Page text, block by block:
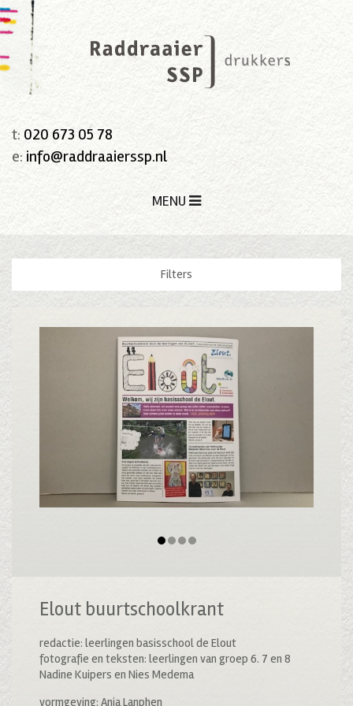
t: 020 673 05 78
e: info@raddraaierssp.nl
MENU
Filters
Elout buurtschoolkrant
redactie: leerlingen basisschool de Elout
fotografie en teksten: leerlingen van groep 6. 7 en 8
Nadine Kuipers en Nies Medema
vormgeving: Anja Lanphen